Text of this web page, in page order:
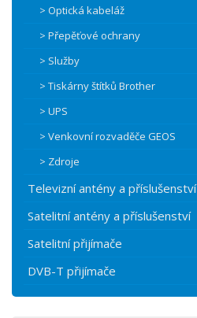
> Optická kabeláž
> Přepěťové ochrany
> Služby
> Tiskárny štítků Brother
> UPS
> Venkovní rozvaděče GEOS
> Zdroje
Televizní antény a příslušenství
Satelitní antény a příslušenství
Satelitní přijímače
DVB-T přijímače